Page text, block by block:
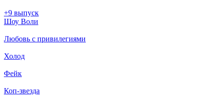
+9 выпуск
Шоу Воли
Любовь с привилегиями
Холод
Фейк
Коп-звезда